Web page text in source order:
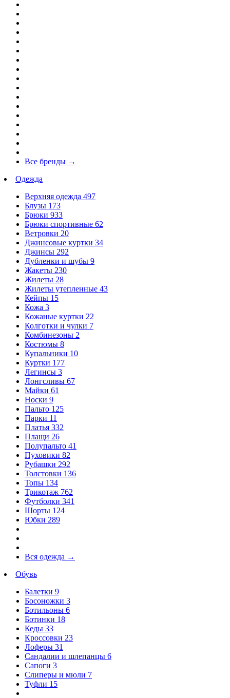
Все бренды →
Одежда
Верхняя одежда 497
Блузы 173
Брюки 933
Брюки спортивные 62
Ветровки 20
Джинсовые куртки 34
Джинсы 292
Дубленки и шубы 9
Жакеты 230
Жилеты 28
Жилеты утепленные 43
Кейпы 15
Кожа 3
Кожаные куртки 22
Колготки и чулки 7
Комбинезоны 2
Костюмы 8
Купальники 10
Куртки 177
Легинсы 3
Лонгсливы 67
Майки 61
Носки 9
Пальто 125
Парки 11
Платья 332
Плащи 26
Полупальто 41
Пуховики 82
Рубашки 292
Толстовки 136
Топы 134
Трикотаж 762
Футболки 341
Шорты 124
Юбки 289
Вся одежда →
Обувь
Балетки 9
Босоножки 3
Ботильоны 6
Ботинки 18
Кеды 33
Кроссовки 23
Лоферы 31
Сандалии и шлепанцы 6
Сапоги 3
Слиперы и мюли 7
Туфли 15